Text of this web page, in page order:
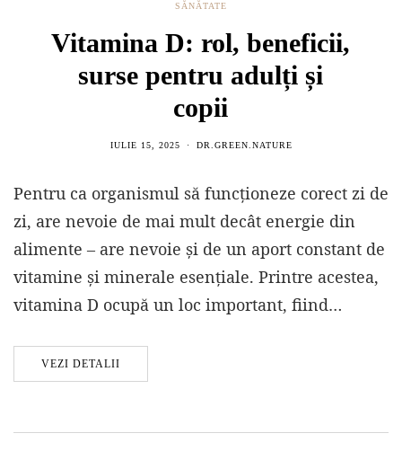
SĂNĂTATE
Vitamina D: rol, beneficii,
surse pentru adulți și
copii
IULIE 15, 2025 DR.GREEN.NATURE
Pentru ca organismul să funcționeze corect zi de
zi, are nevoie de mai mult decât energie din
alimente – are nevoie și de un aport constant de
vitamine și minerale esențiale. Printre acestea,
vitamina D ocupă un loc important, fiind…
VEZI DETALII